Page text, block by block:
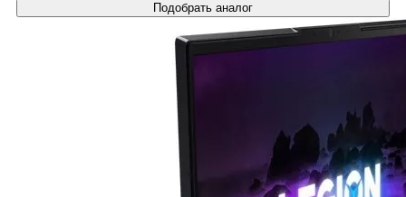
Подобрать аналог